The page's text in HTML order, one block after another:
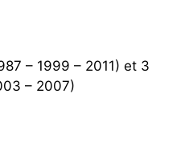
– 1999 – 2011) et 3
– 2007)